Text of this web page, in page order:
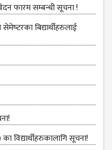
फारम सम्बन्धी सूचना !
बिद्यार्थीहरुलाई
विद्यार्थीहरुकालागि सूचना!